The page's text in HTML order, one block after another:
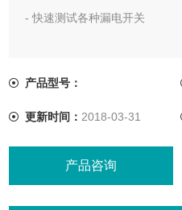
- 快速测试各种漏电开关
产品型号：
更新时间： 2018-03-31
产品咨询